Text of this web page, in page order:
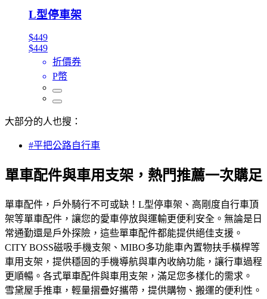
L型停車架
$449
$449
折價券
P幣
大部分的人也搜：
#平把公路自行車
單車配件與車用支架，熱門推薦一次購足
單車配件，戶外騎行不可或缺！L型停車架、高剛度自行車頂
架等單車配件，讓您的愛車停放與運輸更便利安全。無論是日
常通勤還是戶外探險，這些單車配件都能提供絕佳支援。
CITY BOSS磁吸手機支架、MIBO多功能車內置物扶手橫桿等
車用支架，提供穩固的手機導航與車內收納功能，讓行車過程
更順暢。各式單車配件與車用支架，滿足您多樣化的需求。
雪黛屋手推車，輕量摺疊好攜帶，提供購物、搬運的便利性。